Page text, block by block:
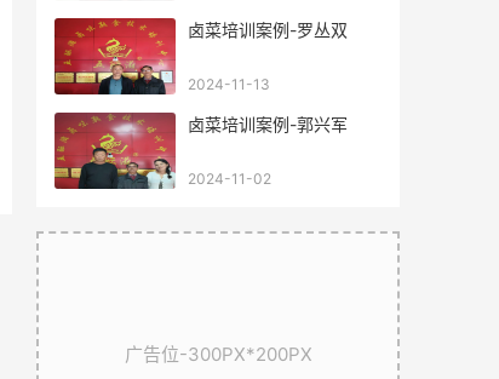
卤菜培训案例-罗丛双
2024-11-13
卤菜培训案例-郭兴军
2024-11-02
广告位-300PX*200PX